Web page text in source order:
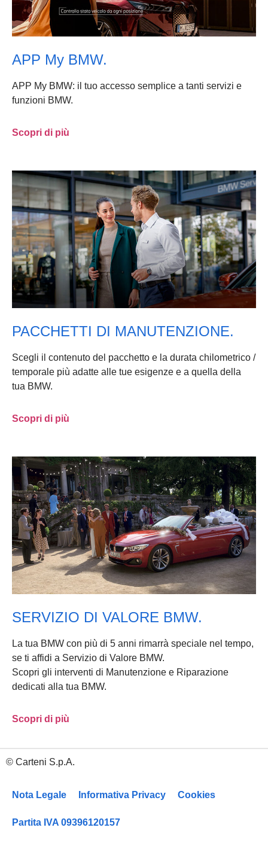
APP My BMW.
APP My BMW: il tuo accesso semplice a tanti servizi e
funzioni BMW.
Scopri di più
PACCHETTI DI MANUTENZIONE.
Scegli il contenuto del pacchetto e la durata chilometrico /
temporale più adatte alle tue esigenze e a quella della
tua BMW.
Scopri di più
SERVIZIO DI VALORE BMW.
La tua BMW con più di 5 anni rimarrà speciale nel tempo,
se ti affidi a Servizio di Valore BMW.
Scopri gli interventi di Manutenzione e Riparazione
dedicati alla tua BMW.
Scopri di più
Carteni S.p.A.
Nota Legale Informativa Privacy Cookies
Partita IVA 09396120157